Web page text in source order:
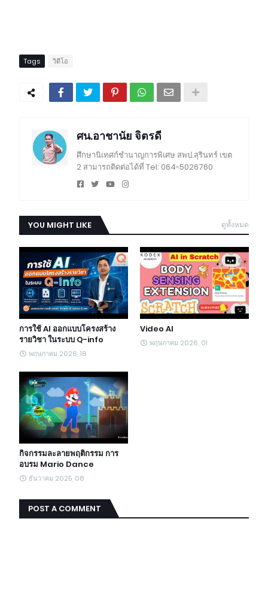
Tags วิดีโอ
ศน.อาชานัย จิตรดี
ศึกษานิเทศก์ชำนาญการพิเศษ สพป.สุรินทร์ เขต
2 สามารถติดต่อได้ที่ Tel: 064-5026760
YOU MIGHT LIKE ดูทั้งหมด
การใช้ AI ออกแบบโครงสร้าง
รายวิชา ในระบบ Q-info
พฤษภาคม 2026, 18
Video AI
พฤษภาคม 2026, 01
กิจกรรมละลายพฤติกรรม การ
อบรม Mario Dance
ธันวาคม 2025, 08
POST A COMMENT